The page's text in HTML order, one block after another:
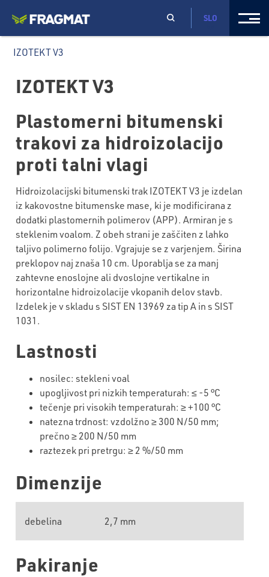
SLO
IZOTEKT V3
IZOTEKT V3
Plastomerni bitumenski
trakovi za hidroizolacijo
proti talni vlagi
Hidroizolacijski bitumenski trak IZOTEKT V3 je izdelan
iz kakovostne bitumenske mase, ki je modificirana z
dodatki plastomernih polimerov (APP). Armiran je s
steklenim voalom. Z obeh strani je zaščiten z lahko
taljivo polimerno folijo. Vgrajuje se z varjenjem. Širina
preklopov naj znaša 10 cm. Uporablja se za manj
zahtevne enoslojne ali dvoslojne vertikalne in
horizontalne hidroizolacije vkopanih delov stavb.
Izdelek je v skladu s SIST EN 13969 za tip A in s SIST
1031.
Lastnosti
nosilec: stekleni voal
upogljivost pri nizkih temperaturah: ≤ -5 °C
tečenje pri visokih temperaturah: ≥ +100 °C
natezna trdnost: vzdolžno ≥ 300 N/50 mm;
prečno ≥ 200 N/50 mm
raztezek pri pretrgu: ≥ 2 %/50 mm
Dimenzije
debelina 2,7 mm
Pakiranje